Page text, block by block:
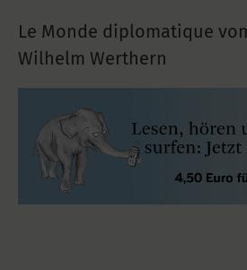
Le Monde diplomatique
Wilhelm Werthern